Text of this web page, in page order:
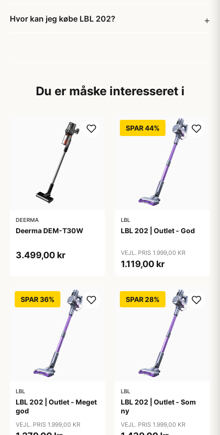
Hvor kan jeg købe LBL 202?
Du er måske interesseret i
DEERMA
Deerma DEM-T30W
3.499,00 kr
SPAR 44%
LBL
LBL 202 | Outlet - God
VEJL. PRIS 1.999,00 KR
1.119,00 kr
SPAR 36%
LBL
LBL 202 | Outlet - Meget
god
VEJL. PRIS 1.999,00 KR
SPAR 28%
LBL
LBL 202 | Outlet - Som
ny
VEJL. PRIS 1.999,00 KR